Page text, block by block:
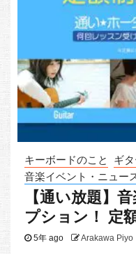
キーボードのこと ギ
音楽イベント・ニュー
【通い放題】
プション！ 定
ムもピアノも
5年 ago Arakawa Piyo